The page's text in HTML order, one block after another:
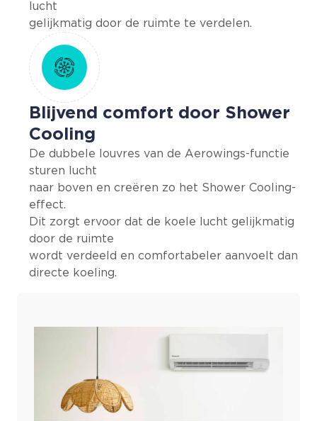
lucht
gelijkmatig door de ruimte te verdelen.
Blijvend comfort door Shower
Cooling
De dubbele louvres van de Aerowings-functie
sturen lucht
naar boven en creëren zo het Shower Cooling-
effect.
Dit zorgt ervoor dat de koele lucht gelijkmatig
door de ruimte
wordt verdeeld en comfortabeler aanvoelt dan
directe koeling.